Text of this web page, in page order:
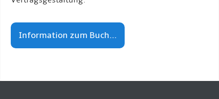
Information zum Buch...